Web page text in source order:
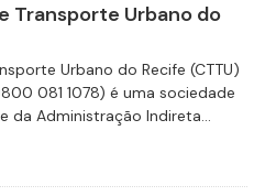
Transporte Urbano do
Urbano do Recife (CTTU)
081 1078) é uma sociedade
da Administração Indireta...